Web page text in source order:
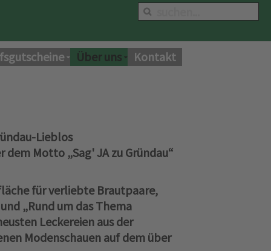
Über uns Kontakt
Lieblos
Motto „Sag' JA zu Gründau“
für verliebte Brautpaare,
„Rund um das Thema
Leckereien aus der
Modenschauen auf dem über